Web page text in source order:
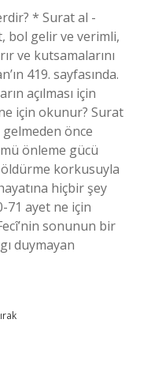
* Surat al -
bol gelir ve verimli,
ve kutsamalarını
419. sayfasında.
açılması için
için okunur? Surat
önce
önleme gücü
korkusuyla
hiçbir şey
71 ayet ne için
sonunun bir
duymayan